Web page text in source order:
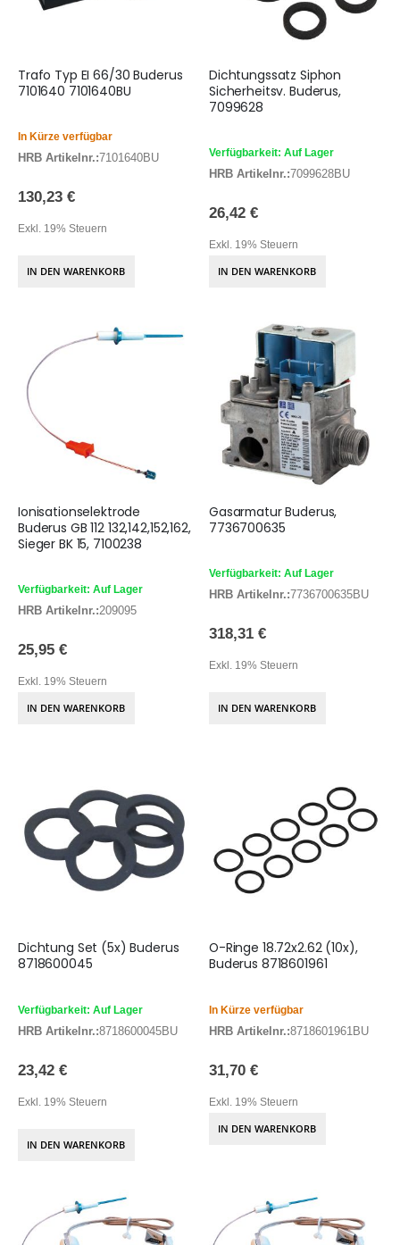
Trafo Typ EI 66/30 Buderus
7101640 7101640BU
In Kürze verfügbar
HRB Artikelnr.:7101640BU
130,23 €
Exkl. 19% Steuern
IN DEN WARENKORB
Dichtungssatz Siphon
Sicherheitsv. Buderus,
7099628
Verfügbarkeit: Auf Lager
HRB Artikelnr.:7099628BU
26,42 €
Exkl. 19% Steuern
IN DEN WARENKORB
Ionisationselektrode
Buderus GB 112 132,142,152,162,
Sieger BK 15, 7100238
Verfügbarkeit: Auf Lager
HRB Artikelnr.:209095
25,95 €
Exkl. 19% Steuern
IN DEN WARENKORB
Gasarmatur Buderus,
7736700635
Verfügbarkeit: Auf Lager
HRB Artikelnr.:7736700635BU
318,31 €
Exkl. 19% Steuern
IN DEN WARENKORB
Dichtung Set (5x) Buderus
8718600045
Verfügbarkeit: Auf Lager
HRB Artikelnr.:8718600045BU
23,42 €
Exkl. 19% Steuern
IN DEN WARENKORB
O-Ringe 18.72x2.62 (10x),
Buderus 8718601961
In Kürze verfügbar
HRB Artikelnr.:8718601961BU
31,70 €
Exkl. 19% Steuern
IN DEN WARENKORB